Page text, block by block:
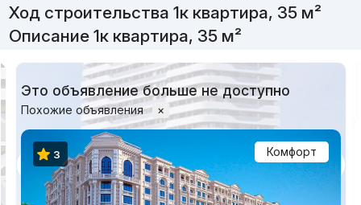
Ход строительства 1к квартира, 35 м²
Описание 1к квартира, 35 м²
Это объявление больше не доступно
Похожие объявления ×
Комфорт
3